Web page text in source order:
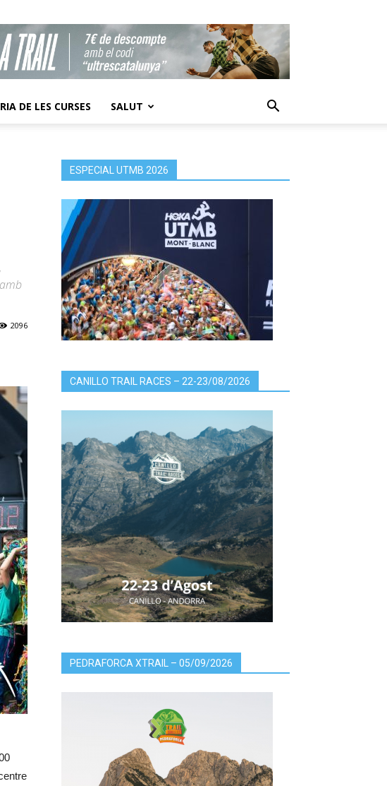
DE LES CURSES SALUT
2096
ESPECIAL UTMB 2026
CANILLO TRAIL RACES – 22-23/08/2026
PEDRAFORCA XTRAIL – 05/09/2026